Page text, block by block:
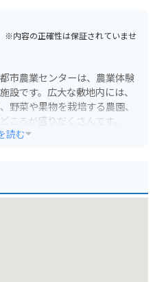
※内容の正確性は保証されていませ
市農業センターは、農業体験
設です。広大な敷地内には、
野菜や果物を栽培する農園、
ころが盛りだくさんです。
に開催されているので、公式
ックしておくと良いでしょ
読む